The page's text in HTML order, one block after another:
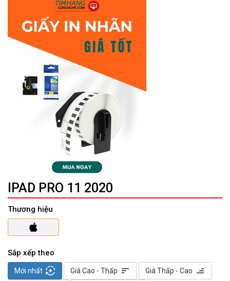
IPAD PRO 11 2020
Thương hiệu
Sắp xếp theo
Mới nhất auto_mode Giá Cao - Thấp sort Giá Thấp - Cao sort